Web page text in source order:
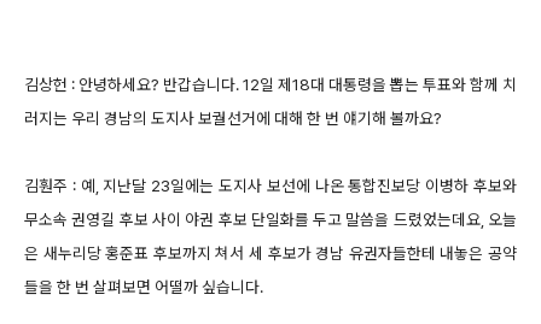
김상헌 : 안녕하세요? 반갑습니다. 12일 제18대 대통령을 뽑는 투표와 함께 치
러지는 우리 경남의 도지사 보궐선거에 대해 한 번 얘기해 볼까요?
김훤주 : 예, 지난달 23일에는 도지사 보선에 나온 통합진보당 이병하 후보와
무소속 권영길 후보 사이 야권 후보 단일화를 두고 말씀을 드렸었는데요, 오늘
은 새누리당 홍준표 후보까지 쳐서 세 후보가 경남 유권자들한테 내놓은 공약
들을 한 번 살펴보면 어떨까 싶습니다.